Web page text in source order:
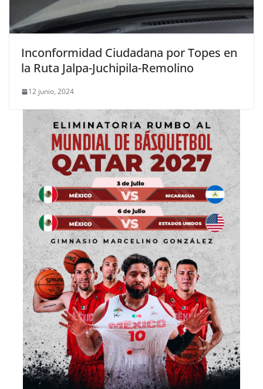
Inconformidad Ciudadana por Topes en
la Ruta Jalpa-Juchipila-Remolino
12 junio, 2024